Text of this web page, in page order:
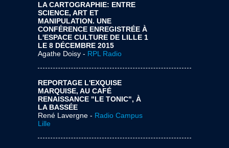
LA CARTOGRAPHIE: ENTRE
SCIENCE, ART ET
MANIPULATION. UNE
CONFÉRENCE ENREGISTRÉE À
L'ESPACE CULTURE DE LILLE 1
LE 8 DÉCEMBRE 2015
Agathe Doisy - RPL Radio
REPORTAGE L'EXQUISE
MARQUISE, AU CAFÉ
RENAISSANCE "LE TONIC", À
LA BASSÉE
René Lavergne - Radio Campus
Lille